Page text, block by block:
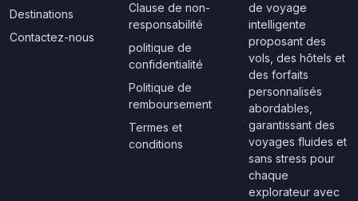
Destinations
Contactez-nous
Clause de non-
responsabilité
politique de
confidentialité
Politique de
remboursement
Termes et
conditions
de voyage
intelligente
proposant des
vols, des hôtels et
des forfaits
personnalisés
abordables,
garantissant des
voyages fluides et
sans stress pour
chaque
explorateur avec